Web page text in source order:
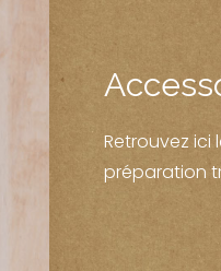
Retrouvez ici
préparation